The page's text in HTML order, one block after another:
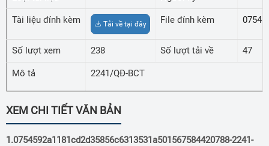
Tài liệu đính kèm Tải về tại đây File đính kèm
Số lượt xem 238 Số lượt tải về 47
Mô tả 2241/QĐ-BCT
XEM CHI TIẾT VĂN BẢN
1.0754592a1181cd2d35856c6313531a501567584420788-2241-